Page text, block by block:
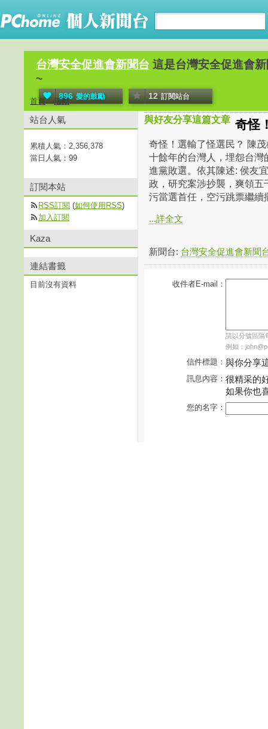
台灣安全促進會新聞台 這是台灣安全促進會
~
896 愛的鼓勵 12 訂閱站台
首頁 活動
與好友分享這篇文章 奇怪
奇怪！選輸了怪選民？ 陳
十餘年的台灣人，埋怨台
進黨敗選。依其陳述: 侯友
政，研究案涉抄襲，爽領
污當選首任，空污跳票繼續
...詳全文
新聞台: 台灣安全促進會新聞
收件者E-mail：
請以分號區隔
例如：
信件標題： 與你分享
訊息內容： 很精采的
如果你也
您的名字：
站台人氣
累積人氣： 2,356,378
當日人氣： 99
訂閱本站
RSS訂閱 (如何使用RSS)
加入訂閱
Kaza
連結書籤
目前沒有資料